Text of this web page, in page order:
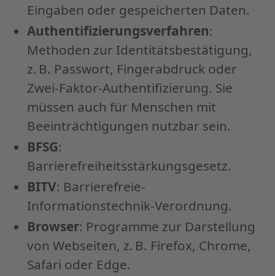
Eingaben oder gespeicherten Daten.
Authentifizierungsverfahren:
Methoden zur Identitätsbestätigung,
z. B. Passwort, Fingerabdruck oder
Zwei-Faktor-Authentifizierung. Sie
müssen auch für Menschen mit
Beeinträchtigungen nutzbar sein.
BFSG:
Barrierefreiheitsstärkungsgesetz.
BITV: Barrierefreie-
Informationstechnik-Verordnung.
Browser: Programme zur Darstellung
von Webseiten, z. B. Firefox, Chrome,
Safari oder Edge.